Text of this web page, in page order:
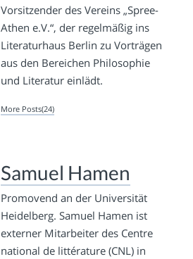
Vorsitzender des Vereins „Spree-
Athen e.V.“, der regelmäßig ins
Literaturhaus Berlin zu Vorträgen
aus den Bereichen Philosophie
und Literatur einlädt.
More Posts(24)
Samuel Hamen
Promovend an der Universität
Heidelberg. Samuel Hamen ist
externer Mitarbeiter des Centre
national de littérature (CNL) in